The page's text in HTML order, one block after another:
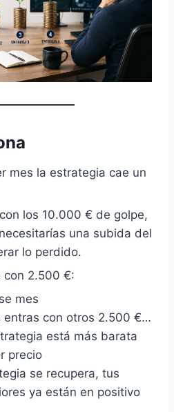
mes la estrategia cae un
los 10.000 € de golpe,
una subida del
lo perdido.
con 2.500 €:
mes
entras con otros 2.500 €…
está más barata
precio
se recupera, tus
ya están en positivo